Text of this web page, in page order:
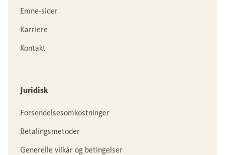
Emne-sider
Karriere
Kontakt
Juridisk
Forsendelsesomkostninger
Betalingsmetoder
Generelle vilkår og betingelser